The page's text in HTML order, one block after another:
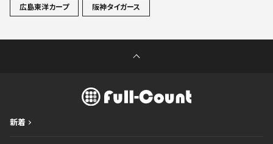
広島東洋カープ 阪神タイガース
新着